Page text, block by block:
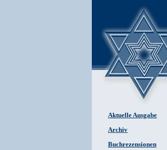
Aktuelle Ausgabe
Archiv
Buchrezensionen